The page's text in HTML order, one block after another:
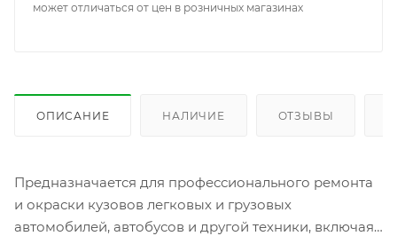
может отличаться от цен в розничных магазинах
ОПИСАНИЕ НАЛИЧИЕ ОТЗЫВЫ
Предназначается для профессионального ремонта
и окраски кузовов легковых и грузовых
автомобилей, автобусов и другой техники, включая